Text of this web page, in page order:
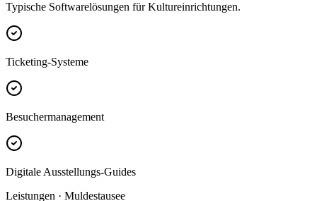
Typische Softwarelösungen für Kultureinrichtungen.
Ticketing-Systeme
Besuchermanagement
Digitale Ausstellungs-Guides
Leistungen · Muldestausee